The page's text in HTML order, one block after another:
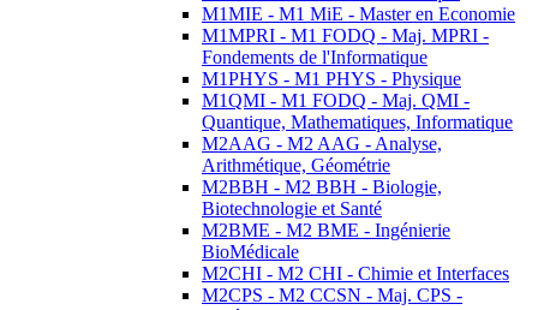
M1MIE - M1 MiE - Master en Economie
M1MPRI - M1 FODQ - Maj. MPRI -
Fondements de l'Informatique
M1PHYS - M1 PHYS - Physique
M1QMI - M1 FODQ - Maj. QMI -
Quantique, Mathematiques, Informatique
M2AAG - M2 AAG - Analyse,
Arithmétique, Géométrie
M2BBH - M2 BBH - Biologie,
Biotechnologie et Santé
M2BME - M2 BME - Ingénierie
BioMédicale
M2CHI - M2 CHI - Chimie et Interfaces
M2CPS - M2 CCSN - Maj. CPS -